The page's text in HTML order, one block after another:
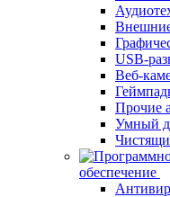
USB-
Веб-
Прочие
Умный
обеспечение